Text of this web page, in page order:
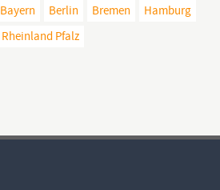
Bayern Berlin Bremen
Hamburg
Rheinland Pfalz